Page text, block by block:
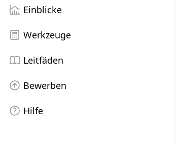
Einblicke
Werkzeuge
Leitfäden
Bewerben
Hilfe